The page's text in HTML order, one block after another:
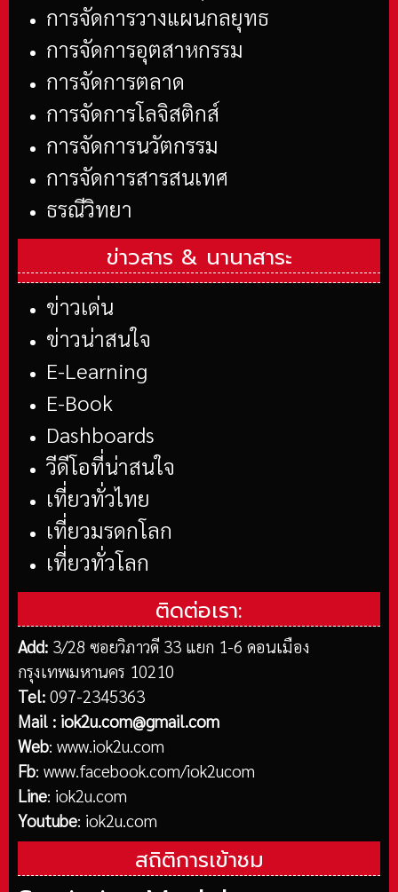
การจัดการวางแผนกลยุทธ
การจัดการอุตสาหกรรม
การจัดการตลาด
การจัดการโลจิสติกส์
การจัดการนวัตกรรม
การจัดการสารสนเทศ
ธรณีวิทยา
ข่าวสาร & นานาสาระ
ข่าวเด่น
ข่าวน่าสนใจ
E-Learning
E-Book
Dashboards
วีดีโอที่น่าสนใจ
เที่ยวทั่วไทย
เที่ยวมรดกโลก
เที่ยวทั่วโลก
ติดต่อเรา:
Add: 3/28 ซอยวิภาวดี 33 แยก 1-6 ดอนเมือง
กรุงเทพมหานคร 10210
Tel: 097-2345363
Mail : iok2u.com@gmail.com
Web: www.iok2u.com
Fb: www.facebook.com/iok2ucom
Line: iok2u.com
Youtube: iok2u.com
สถิติการเข้าชม